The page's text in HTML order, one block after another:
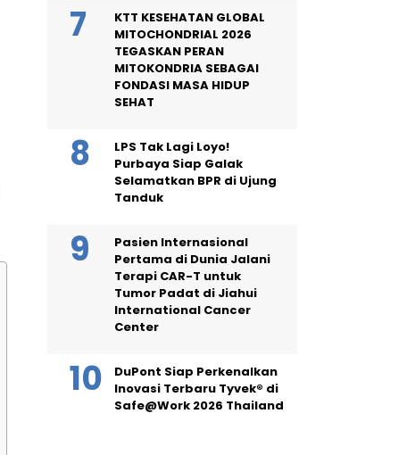
KTT KESEHATAN GLOBAL
MITOCHONDRIAL 2026
TEGASKAN PERAN
MITOKONDRIA SEBAGAI
FONDASI MASA HIDUP
SEHAT
LPS Tak Lagi Loyo!
Purbaya Siap Galak
Selamatkan BPR di Ujung
Tanduk
Pasien Internasional
Pertama di Dunia Jalani
Terapi CAR-T untuk
Tumor Padat di Jiahui
International Cancer
Center
DuPont Siap Perkenalkan
Inovasi Terbaru Tyvek® di
Safe@Work 2026 Thailand